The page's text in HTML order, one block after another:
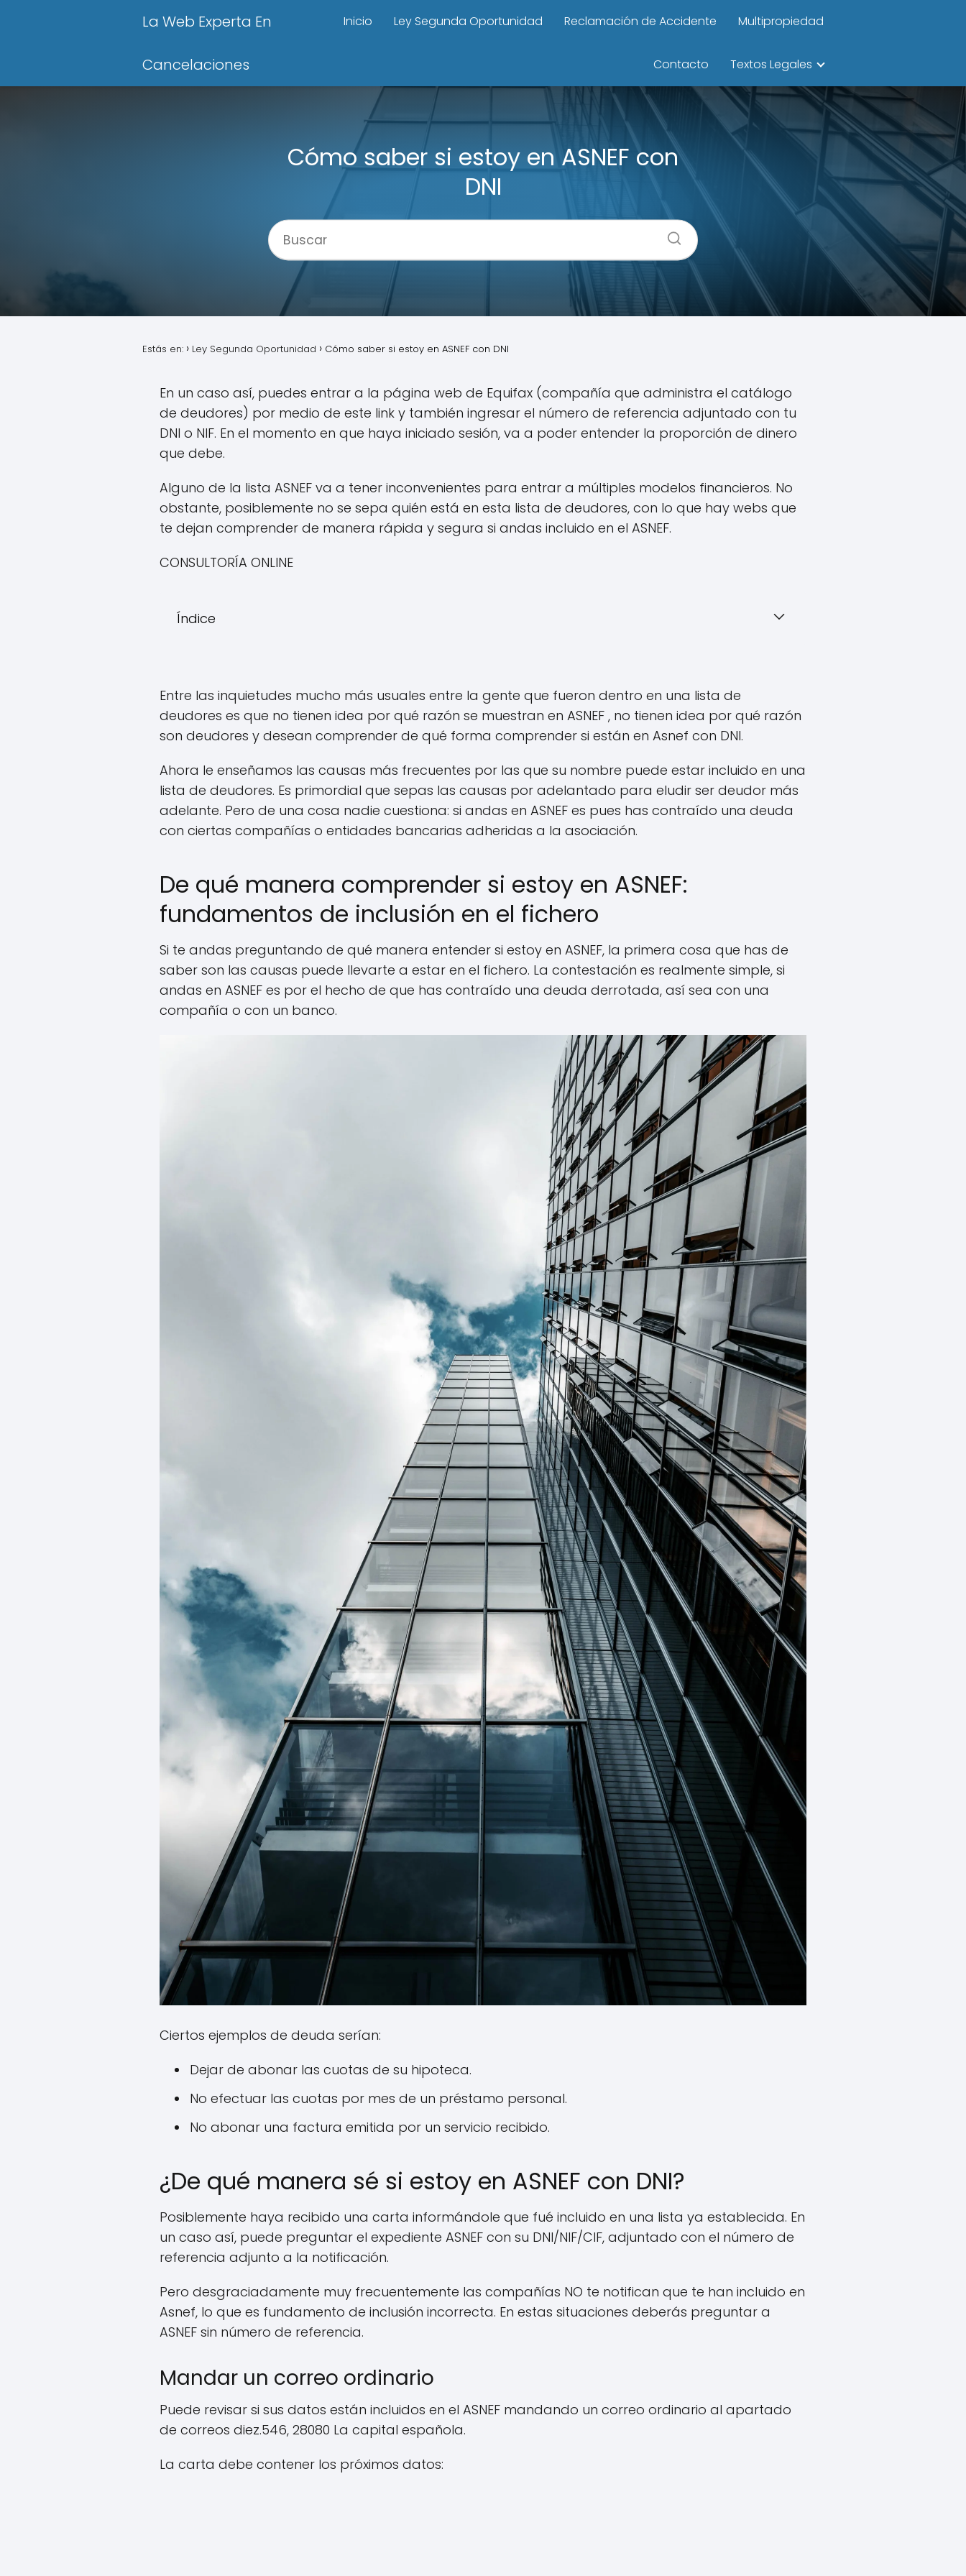
La Web Experta En
Cancelaciones
Inicio Ley Segunda Oportunidad Reclamación de Accidente Multipropiedad
Contacto Textos Legales
Cómo saber si estoy en ASNEF con
DNI
Estás en: Ley Segunda Oportunidad Cómo saber si estoy en ASNEF con DNI
En un caso así, puedes entrar a la página web de Equifax (compañía que administra el catálogo
de deudores) por medio de este link y también ingresar el número de referencia adjuntado con tu
DNI o NIF. En el momento en que haya iniciado sesión, va a poder entender la proporción de dinero
que debe.
Alguno de la lista ASNEF va a tener inconvenientes para entrar a múltiples modelos financieros. No
obstante, posiblemente no se sepa quién está en esta lista de deudores, con lo que hay webs que
te dejan comprender de manera rápida y segura si andas incluido en el ASNEF.
CONSULTORÍA ONLINE
Índice
Entre las inquietudes mucho más usuales entre la gente que fueron dentro en una lista de
deudores es que no tienen idea por qué razón se muestran en ASNEF , no tienen idea por qué razón
son deudores y desean comprender de qué forma comprender si están en Asnef con DNI.
Ahora le enseñamos las causas más frecuentes por las que su nombre puede estar incluido en una
lista de deudores. Es primordial que sepas las causas por adelantado para eludir ser deudor más
adelante. Pero de una cosa nadie cuestiona: si andas en ASNEF es pues has contraído una deuda
con ciertas compañías o entidades bancarias adheridas a la asociación.
De qué manera comprender si estoy en ASNEF:
fundamentos de inclusión en el fichero
Si te andas preguntando de qué manera entender si estoy en ASNEF, la primera cosa que has de
saber son las causas puede llevarte a estar en el fichero. La contestación es realmente simple, si
andas en ASNEF es por el hecho de que has contraído una deuda derrotada, así sea con una
compañía o con un banco.
Ciertos ejemplos de deuda serían:
Dejar de abonar las cuotas de su hipoteca.
No efectuar las cuotas por mes de un préstamo personal.
No abonar una factura emitida por un servicio recibido.
¿De qué manera sé si estoy en ASNEF con DNI?
Posiblemente haya recibido una carta informándole que fué incluido en una lista ya establecida. En
un caso así, puede preguntar el expediente ASNEF con su DNI/NIF/CIF, adjuntado con el número de
referencia adjunto a la notificación.
Pero desgraciadamente muy frecuentemente las compañías NO te notifican que te han incluido en
Asnef, lo que es fundamento de inclusión incorrecta. En estas situaciones deberás preguntar a
ASNEF sin número de referencia.
Mandar un correo ordinario
Puede revisar si sus datos están incluidos en el ASNEF mandando un correo ordinario al apartado
de correos diez.546, 28080 La capital española.
La carta debe contener los próximos datos: